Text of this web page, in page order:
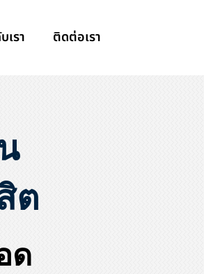
เรา ติดต่อเรา
ต
ด